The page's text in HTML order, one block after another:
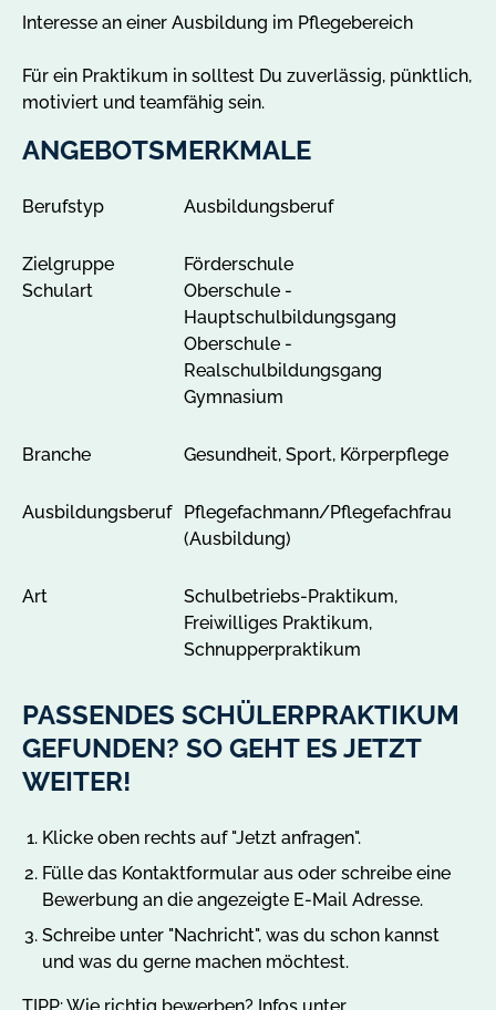
a
z
Interesse an einer Ausbildung im Pflegebereich
Für ein Praktikum in solltest Du zuverlässig, pünktlich,
motiviert und teamfähig sein.
ANGEBOTSMERKMALE
Berufstyp Ausbildungsberuf
Zielgruppe
Schulart
Förderschule
Oberschule -
Hauptschulbildungsgang
Oberschule -
Realschulbildungsgang
Gymnasium
Branche Gesundheit, Sport, Körperpflege
Ausbildungsberuf
Pflegefachmann/Pflegefachfrau
(Ausbildung)
Art
Schulbetriebs-Praktikum,
Freiwilliges Praktikum,
Schnupperpraktikum
PASSENDES SCHÜLERPRAKTIKUM
GEFUNDEN? SO GEHT ES JETZT
WEITER!
Klicke oben rechts auf "Jetzt anfragen".
Fülle das Kontaktformular aus oder schreibe eine
Bewerbung an die angezeigte E-Mail Adresse.
Schreibe unter "Nachricht", was du schon kannst
und was du gerne machen möchtest.
TIPP: Wie richtig bewerben? Infos unter